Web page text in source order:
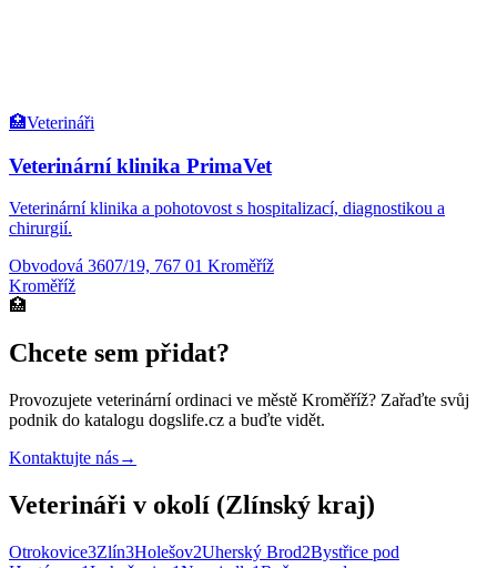
🏥Veterináři
Veterinární klinika PrimaVet
Veterinární klinika a pohotovost s hospitalizací, diagnostikou a
chirurgií.
Obvodová 3607/19, 767 01 Kroměříž
Kroměříž
🏥
Chcete sem přidat?
Provozujete veterinární ordinaci ve městě Kroměříž? Zařaďte svůj
podnik do katalogu dogslife.cz a buďte vidět.
Kontaktujte nás→
Veterináři v okolí (Zlínský kraj)
Otrokovice3Zlín3Holešov2Uherský Brod2Bystřice pod